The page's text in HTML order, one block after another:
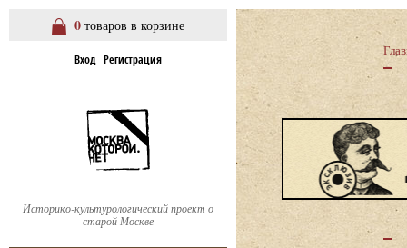
0 товаров в корзине
Вход Регистрация
Историко-культурологический проект о
старой Москве